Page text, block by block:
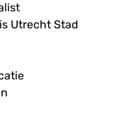
Utrecht Stad